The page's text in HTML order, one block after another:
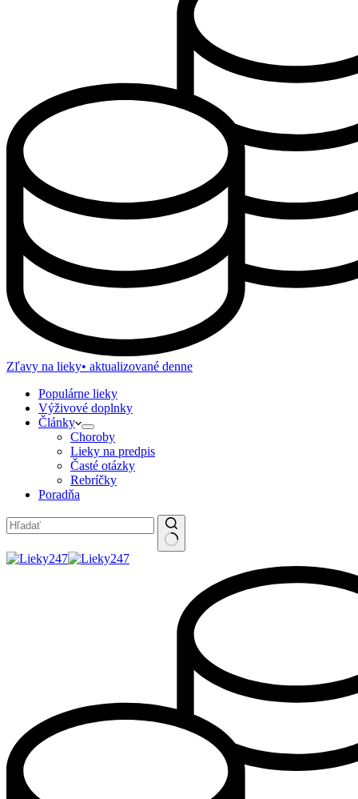
Zľavy na lieky• aktualizované denne
Populárne lieky
Výživové doplnky
Články
Choroby
Lieky na predpis
Časté otázky
Rebríčky
Poradňa
No